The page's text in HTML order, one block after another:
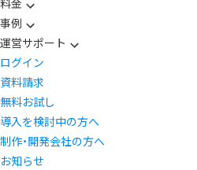
料金
事例
運営サポート
ログイン
資料請求
無料お試し
導入を検討中の方へ
制作・開発会社の方へ
お知らせ